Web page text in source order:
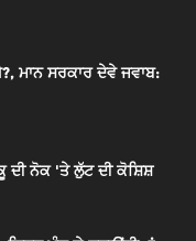
ਮਾਨ ਸਰਕਾਰ ਦੇਵੇ ਜਵਾਬ:
ਦੀ ਨੋਕ 'ਤੇ ਲੁੱਟ ਦੀ ਕੋਸ਼ਿਸ਼